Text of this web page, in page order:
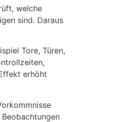
welche
sind. Daraus
Tore, Türen,
erhöht